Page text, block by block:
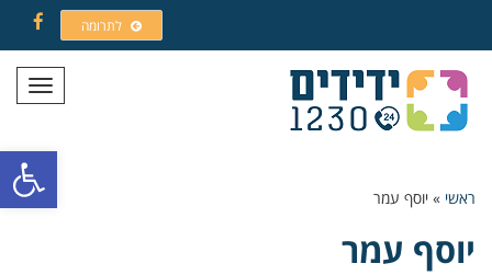
פתח
לתרומה
תפריט
ראשי » יוסף עמר
יוסף עמר